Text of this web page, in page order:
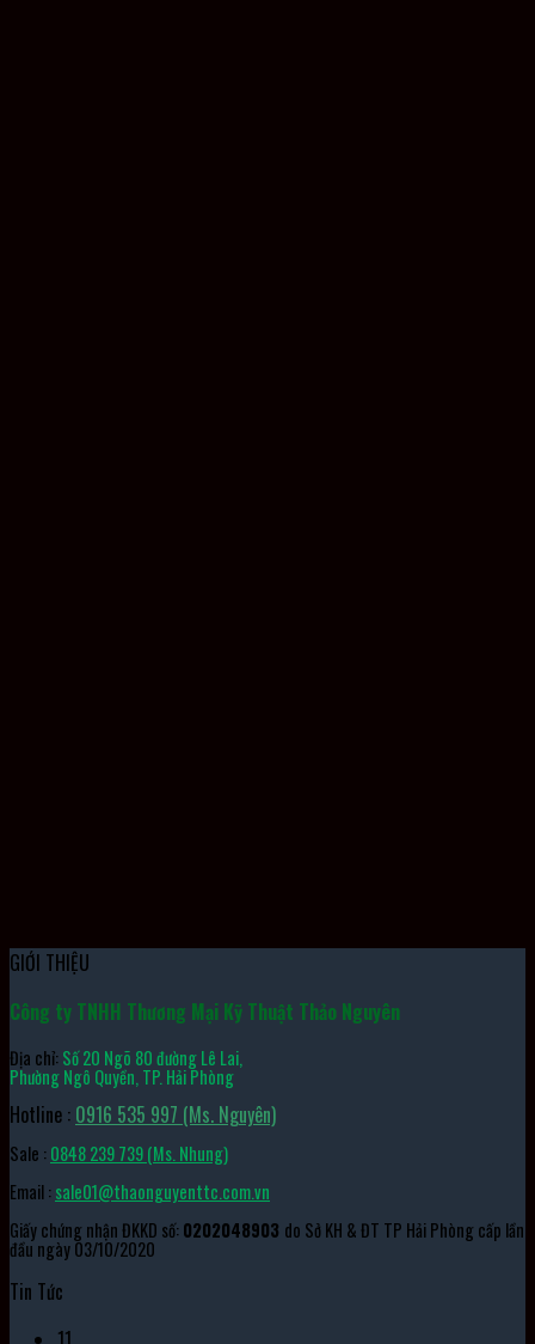
GIỚI THIỆU
Công ty TNHH Thương Mại Kỹ Thuật Thảo Nguyên
Địa chỉ:Số 20 Ngõ 80 đường Lê Lai,
Phường Ngô Quyền, TP. Hải Phòng
Hotline : 0916 535 997 (Ms. Nguyên)
Sale :0848 239 739 (Ms. Nhung)
Email :sale01@thaonguyenttc.com.vn
Giấy chứng nhận ĐKKD số:0202048903 do Sở KH & ĐT TP Hải Phòng cấp lần
đầu ngày 03/10/2020
Tin Tức